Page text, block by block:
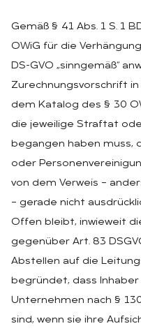
Gemäß § 41 Abs. 1 S. 1
OWiG für die
DS-GVO „sinngemäß“
Zurechnungsvorschrift in
dem Katalog des § 30
die jeweilige Straftat
begangen haben muss,
oder
von dem Verweis –
– gerade nicht
Offen bleibt, inwieweit
gegenüber Art. 83
Abstellen auf die
begründet, dass
Unternehmen nach §
sind, wenn sie ihre